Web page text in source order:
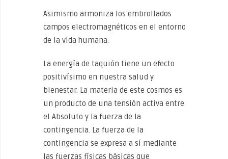
Asimismo armoniza los embrollados
campos electromagnéticos en el entorno
de la vida humana.
La energía de taquión tiene un efecto
positivísimo en nuestra salud y
bienestar. La materia de este cosmos es
un producto de una tensión activa entre
el Absoluto y la fuerza de la
contingencia. La fuerza de la
contingencia se expresa a sí mediante
las fuerzas físicas básicas que